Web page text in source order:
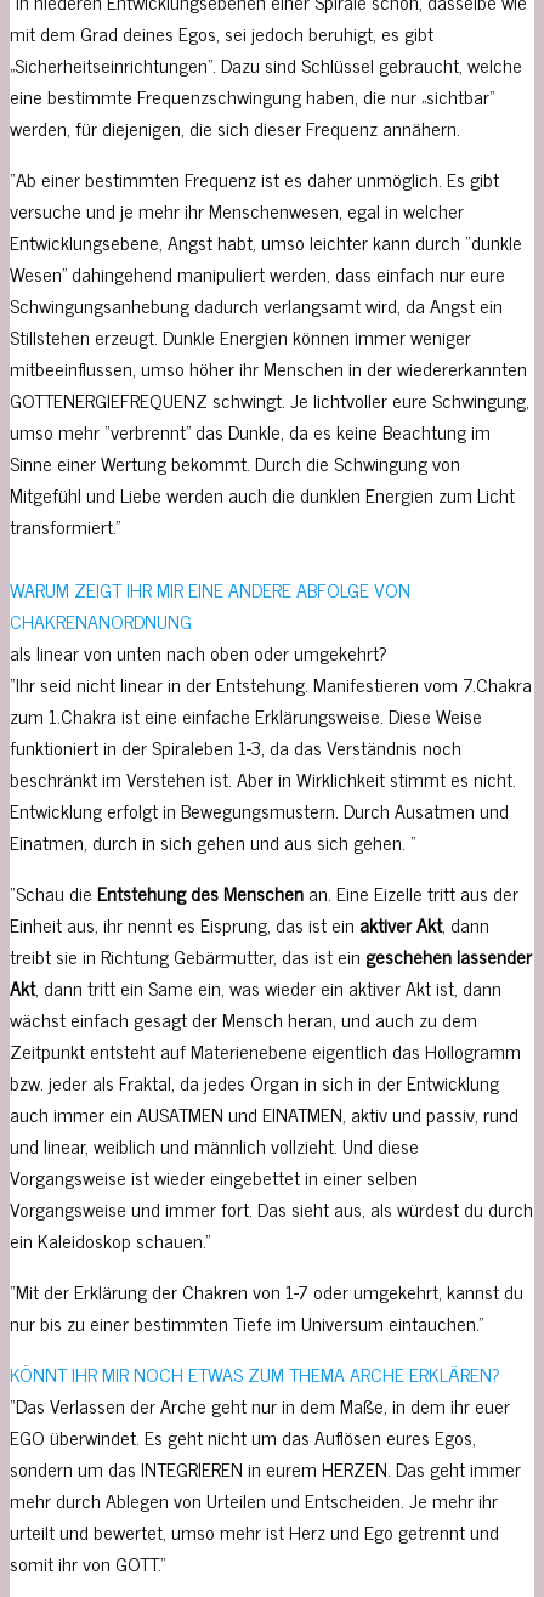
mit dem Grad deines Egos, sei jedoch beruhigt, es gibt
„Sicherheitseinrichtungen“. Dazu sind Schlüssel gebraucht, welche
eine bestimmte Frequenzschwingung haben, die nur „sichtbar“
werden, für diejenigen, die sich dieser Frequenz annähern.
“Ab einer bestimmten Frequenz ist es daher unmöglich. Es gibt
versuche und je mehr ihr Menschenwesen, egal in welcher
Entwicklungsebene, Angst habt, umso leichter kann durch “dunkle
Wesen” dahingehend manipuliert werden, dass einfach nur eure
Schwingungsanhebung dadurch verlangsamt wird, da Angst ein
Stillstehen erzeugt. Dunkle Energien können immer weniger
mitbeeinflussen, umso höher ihr Menschen in der wiedererkannten
GOTTENERGIEFREQUENZ schwingt. Je lichtvoller eure Schwingung,
umso mehr “verbrennt” das Dunkle, da es keine Beachtung im
Sinne einer Wertung bekommt. Durch die Schwingung von
Mitgefühl und Liebe werden auch die dunklen Energien zum Licht
transformiert.”
WARUM ZEIGT IHR MIR EINE ANDERE ABFOLGE VON
CHAKRENANORDNUNG
als linear von unten nach oben oder umgekehrt?
“Ihr seid nicht linear in der Entstehung. Manifestieren vom 7.Chakra
zum 1.Chakra ist eine einfache Erklärungsweise. Diese Weise
funktioniert in der Spiraleben 1-3, da das Verständnis noch
beschränkt im Verstehen ist. Aber in Wirklichkeit stimmt es nicht.
Entwicklung erfolgt in Bewegungsmustern. Durch Ausatmen und
Einatmen, durch in sich gehen und aus sich gehen. “
“Schau dieEntstehung des Menschenan. Eine Eizelle tritt aus der
Einheit aus, ihr nennt es Eisprung, das ist ein aktiver Akt, dann
treibt sie in Richtung Gebärmutter, das ist ein geschehen lassender
Akt, dann tritt ein Same ein, was wieder ein aktiver Akt ist, dann
wächst einfach gesagt der Mensch heran, und auch zu dem
Zeitpunkt entsteht auf Materienebene eigentlich das Hollogramm
bzw. jeder als Fraktal, da jedes Organ in sich in der Entwicklung
auch immer ein AUSATMEN und EINATMEN, aktiv und passiv, rund
und linear, weiblich und männlich vollzieht. Und diese
Vorgangsweise ist wieder eingebettet in einer selben
Vorgangsweise und immer fort. Das sieht aus, als würdest du durch
ein Kaleidoskop schauen.”
“Mit der Erklärung der Chakren von 1-7 oder umgekehrt, kannst du
nur bis zu einer bestimmten Tiefe im Universum eintauchen.”
KÖNNT IHR MIR NOCH ETWAS ZUM THEMA ARCHE ERKLÄREN?
“Das Verlassen der Arche geht nur in dem Maße, in dem ihr euer
EGO überwindet. Es geht nicht um das Auflösen eures Egos,
sondern um das INTEGRIEREN in eurem HERZEN. Das geht immer
mehr durch Ablegen von Urteilen und Entscheiden. Je mehr ihr
urteilt und bewertet, umso mehr ist Herz und Ego getrennt und
somit ihr von GOTT.”